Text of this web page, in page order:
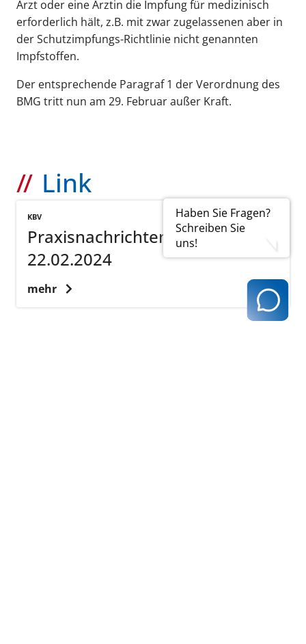
Haben Sie Fragen?
Schreiben Sie
uns!
Arzt oder eine Ärztin die Impfung für medizinisch
erforderlich hält, z.B. mit zwar zugelassenen aber in
der Schutzimpfungs-Richtlinie nicht genannten
Impfstoffen.
Der entsprechende Paragraf 1 der Verordnung des
BMG tritt nun am 29. Februar außer Kraft.
Link
KBV
Praxisnachrichten vom
22.02.2024
mehr